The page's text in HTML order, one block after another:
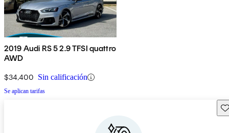
2019 Audi RS 5 2.9 TFSI quattro
AWD
$34,400 Sin calificación
Se aplican tarifas